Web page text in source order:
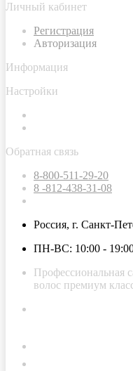
Личный кабинет
Регистрация
Авторизация
Информация
Настройки
Обратная связь
8-800-511-29-20
8 -812-438-31-08
Россия, г. Санкт-
ПН-ВС: 10:00 -
Профессиональная
волос премиум